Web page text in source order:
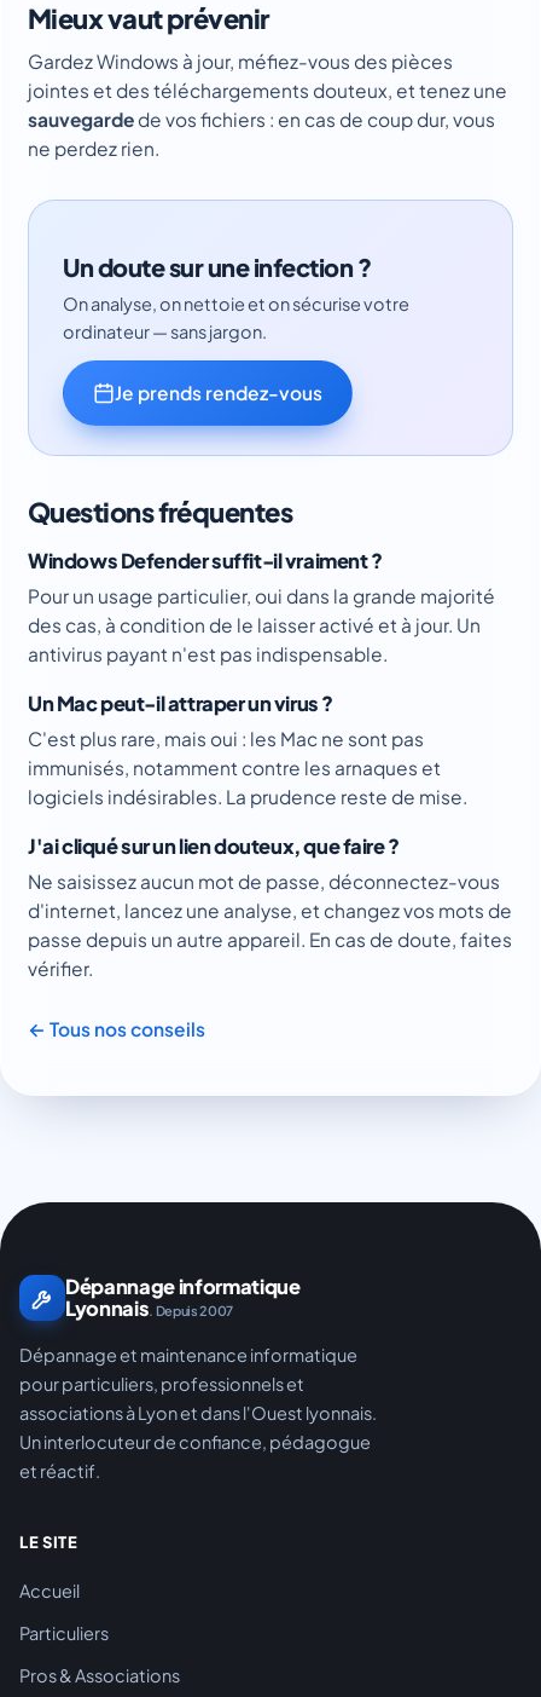
Mieux vaut prévenir
Gardez Windows à jour, méfiez-vous des pièces
jointes et des téléchargements douteux, et tenez une
sauvegarde de vos fichiers : en cas de coup dur, vous
ne perdez rien.
Un doute sur une infection ?
On analyse, on nettoie et on sécurise votre
ordinateur — sans jargon.
Je prends rendez-vous
Questions fréquentes
Windows Defender suffit-il vraiment ?
Pour un usage particulier, oui dans la grande majorité
des cas, à condition de le laisser activé et à jour. Un
antivirus payant n'est pas indispensable.
Un Mac peut-il attraper un virus ?
C'est plus rare, mais oui : les Mac ne sont pas
immunisés, notamment contre les arnaques et
logiciels indésirables. La prudence reste de mise.
J'ai cliqué sur un lien douteux, que faire ?
Ne saisissez aucun mot de passe, déconnectez-vous
d'internet, lancez une analyse, et changez vos mots de
passe depuis un autre appareil. En cas de doute, faites
vérifier.
← Tous nos conseils
Dépannage informatique
Lyonnais. Depuis 2007
Dépannage et maintenance informatique
pour particuliers, professionnels et
associations à Lyon et dans l'Ouest lyonnais.
Un interlocuteur de confiance, pédagogue
et réactif.
LE SITE
Accueil
Particuliers
Pros & Associations